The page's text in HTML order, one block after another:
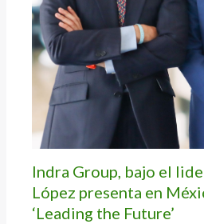
Indra Group, bajo el
López presenta en
‘Leading the Future’